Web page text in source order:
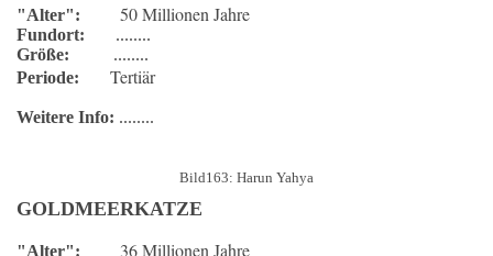
"Alter": 50 Millionen Jahre
Fundort: ........
Größe: ........
Periode: Tertiär
Weitere Info: ........
Bild163: Harun Yahya
GOLDMEERKATZE
"Alter": 36 Millionen Jahre